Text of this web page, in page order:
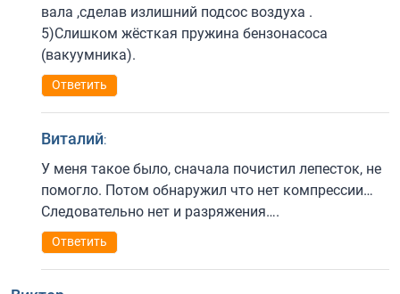
вала ,сделав излишний подсос воздуха .
5)Слишком жёсткая пружина бензонасоса
(вакуумника).
Ответить
Виталий:
У меня такое было, сначала почистил лепесток, не
помогло. Потом обнаружил что нет компрессии…
Следовательно нет и разряжения….
Ответить